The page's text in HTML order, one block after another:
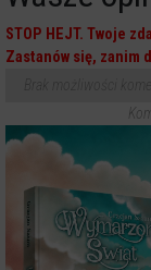
STOP HEJT. Twoje
Zastanów się, zanim